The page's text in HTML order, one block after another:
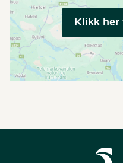
Klikk her